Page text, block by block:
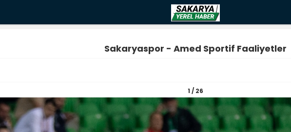
Sakaryaspor - Amed Sportif Faaliyetler
1 / 26